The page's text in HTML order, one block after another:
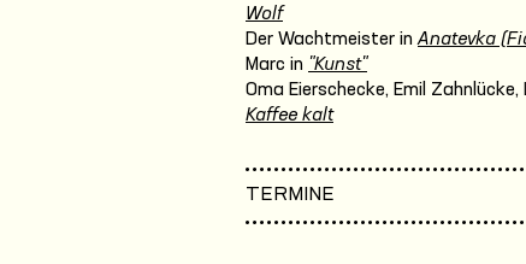
Wolf
Der Wachtmeister in Anatevka
Marc in "Kunst"
Oma Eierschecke, Emil
Kaffee kalt
TERMINE